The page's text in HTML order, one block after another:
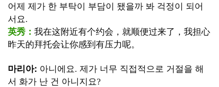
어제 제가 한 부탁이 부담이 됐을까 봐 걱정이 되어
서요.
英秀： 我在这附近有个约会，就顺便过来了，我担心
昨天的拜托会让你感到有压力呢。
마리아: 아니에요. 제가 너무 직접적으로 거절을 해
서 화가 난 건 아니지요?